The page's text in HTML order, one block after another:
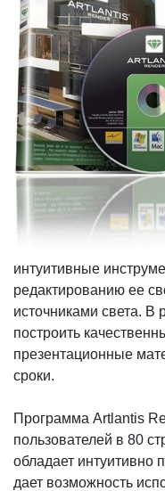
интуитивные
редактированию ее
источниками света. В
построить
презентационные
сроки.
Программа Artlantis
пользователей в 80
обладает
дает возможность